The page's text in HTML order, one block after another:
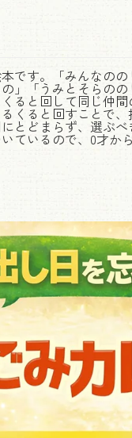
です。「みんなの
」「うみとそらの
ると回して同じ仲
くると回すことで
とどまらず、選ぶ
ているので、0才か